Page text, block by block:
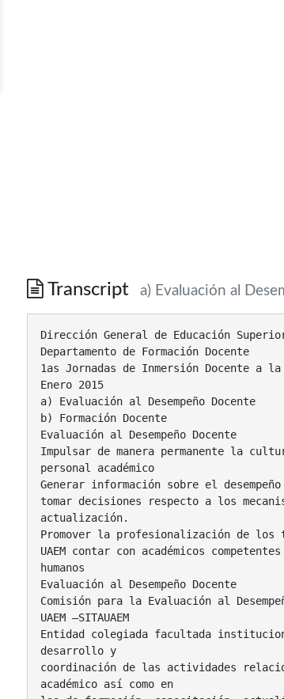
Transcript a) Evaluación al
Dirección General de Educación
Departamento de Formación Docente
1as Jornadas de Inmersión Docente a la
Enero 2015
a) Evaluación al Desempeño Docente
b) Formación Docente
Evaluación al Desempeño Docente
Impulsar de manera permanente la
personal académico
Generar información sobre el
tomar decisiones respecto a los
actualización.
Promover la profesionalización de los
UAEM contar con académicos
humanos
Evaluación al Desempeño Docente
Comisión para la Evaluación al
UAEM –SITAUAEM
Entidad colegiada facultada
desarrollo y
coordinación de las actividades
académico así como en